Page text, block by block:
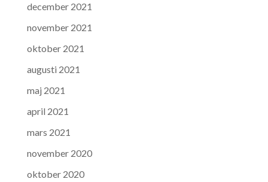
december 2021
november 2021
oktober 2021
augusti 2021
maj 2021
april 2021
mars 2021
november 2020
oktober 2020